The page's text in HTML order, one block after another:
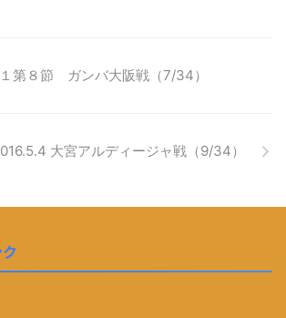
第８節 ガンバ大阪戦（7/34）
大宮アルディージャ戦（9/34）